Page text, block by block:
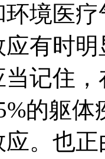
境医
有时
记住
的躯
。也